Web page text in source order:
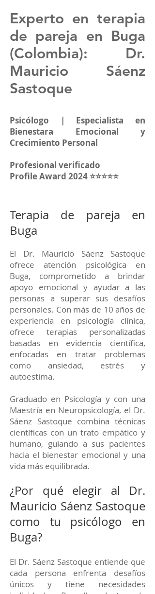
Experto en terapia
de pareja en Buga
(Colombia): Dr.
Mauricio Sáenz
Sastoque
Psicólogo | Especialista en
Bienestara Emocional y
Crecimiento Personal
Profesional verificado
Profile Award 2024 ⭐⭐⭐⭐⭐
Terapia de pareja en
Buga
El Dr. Mauricio Sáenz Sastoque
ofrece atención psicológica en
Buga, comprometido a brindar
apoyo emocional y ayudar a las
personas a superar sus desafíos
personales. Con más de 10 años de
experiencia en psicología clínica,
ofrece terapias personalizadas
basadas en evidencia científica,
enfocadas en tratar problemas
como ansiedad, estrés y
autoestima.
Graduado en Psicología y con una
Maestría en Neuropsicología, el Dr.
Sáenz Sastoque combina técnicas
científicas con un trato empático y
humano, guiando a sus pacientes
hacia el bienestar emocional y una
vida más equilibrada.
¿Por qué elegir al Dr.
Mauricio Sáenz Sastoque
como tu psicólogo en
Buga?
El Dr. Sáenz Sastoque entiende que
cada persona enfrenta desafíos
únicos y tiene necesidades